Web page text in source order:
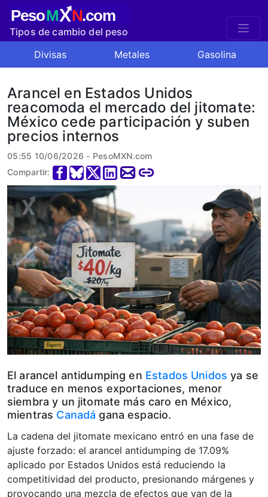
PesoMXN.com
Tipos de cambio del peso
Divisas Metales Gasolina
Arancel en Estados Unidos
reacomoda el mercado del jitomate:
México cede participación y suben
precios internos
05:55 10/06/2026 - PesoMXN.com
Compartir:
El arancel antidumping en Estados Unidos ya se
traduce en menos exportaciones, menor
siembra y un jitomate más caro en México,
mientras Canadá gana espacio.
La cadena del jitomate mexicano entró en una fase de
ajuste forzado: el arancel antidumping de 17.09%
aplicado por Estados Unidos está reduciendo la
competitividad del producto, presionando márgenes y
provocando una mezcla de efectos que van de la